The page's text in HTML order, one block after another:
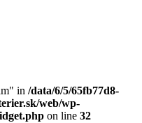
in /data/6/5/65fb77d8-
web/wp-
on line 32